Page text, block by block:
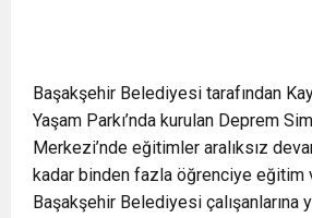
Başakşehir Belediyesi tarafından
Yaşam Parkı’nda kurulan Deprem
Merkezi’nde eğitimler aralıksız
kadar binden fazla öğrenciye eğitim
Başakşehir Belediyesi çalışanlarına